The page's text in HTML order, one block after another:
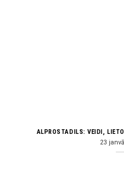
ALPROSTADILS: VEIDI,
23